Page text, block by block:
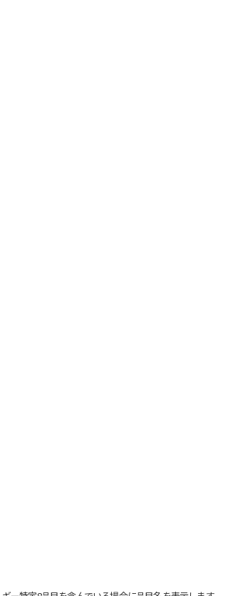
ング切
ーティ